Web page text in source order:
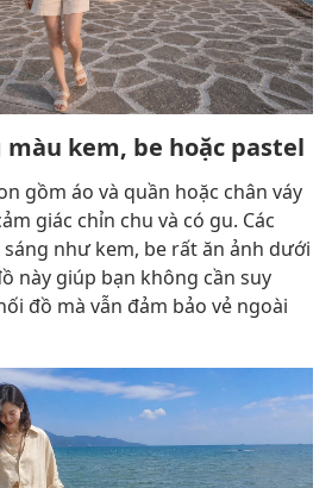
kem, be hoặc pastel
gồm áo và quần hoặc chân váy
giác chỉn chu và có gu. Các
như kem, be rất ăn ảnh dưới
này giúp bạn không cần suy
đồ mà vẫn đảm bảo vẻ ngoài